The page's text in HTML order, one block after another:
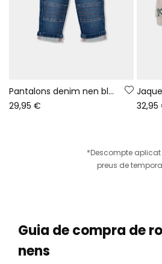
Pantalons denim nen blau amb cordó
29,95 €
32,95
*Descompte aplicat
preus de
Guia de compra de
nens